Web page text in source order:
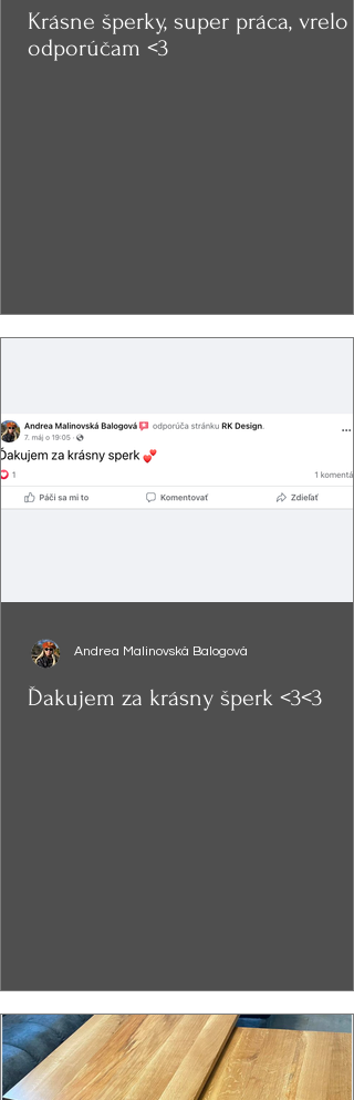
Krásne šperky, super práca, vrelo
odporúčam <3
Ďakujem za krásny šperk <3<3
Andrea Malinovská Balogová